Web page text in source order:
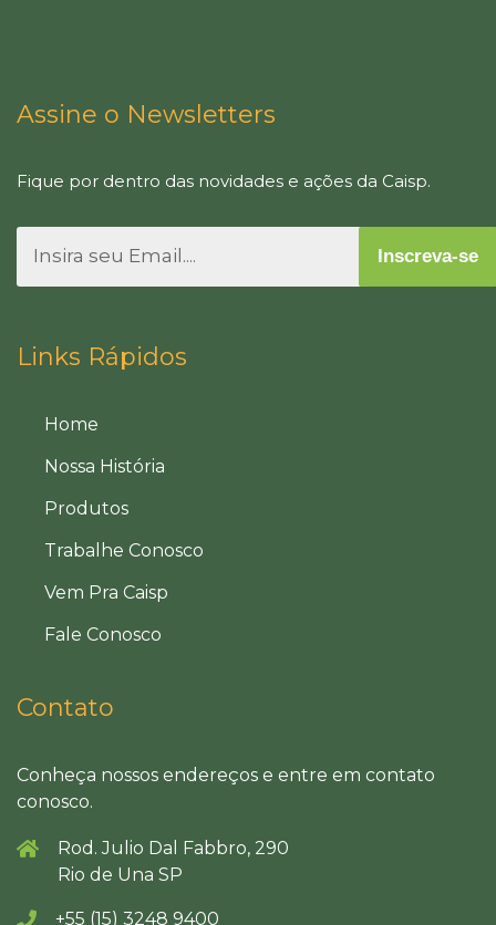
Assine o Newsletters
Fique por dentro das novidades e ações da Caisp.
Inscreva-se
Links Rápidos
Home
Nossa História
Produtos
Trabalhe Conosco
Vem Pra Caisp
Fale Conosco
Contato
Conheça nossos endereços e entre em contato
conosco.
Rod. Julio Dal Fabbro, 290
Rio de Una SP
+55 (15) 3248 9400